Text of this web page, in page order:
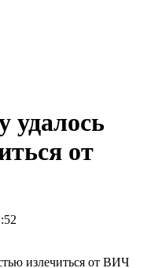
удалось
от